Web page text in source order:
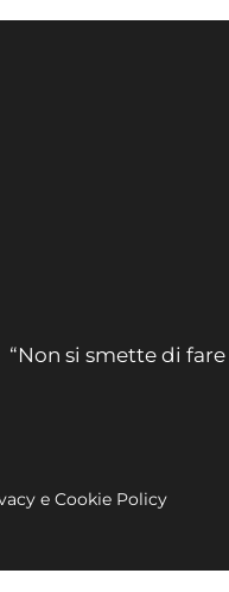
“Non si smette di
e Cookie Policy